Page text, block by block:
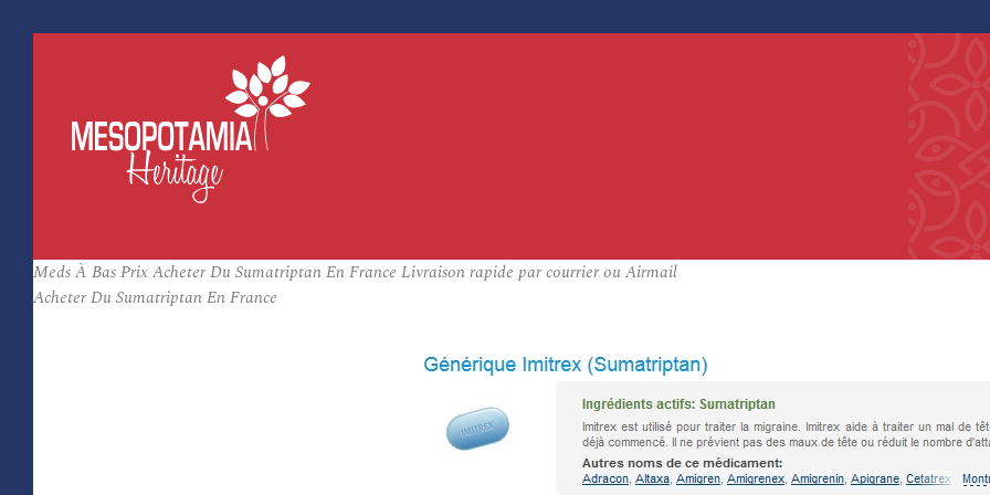
Meds À Bas Prix Acheter Du Sumatriptan En France Livraison rapide par courrier ou Airmail
Acheter Du Sumatriptan En France